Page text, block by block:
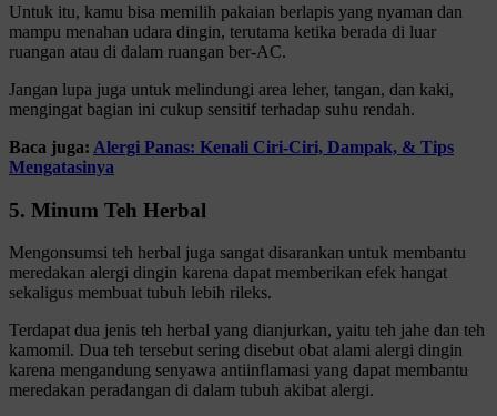
Untuk itu, kamu bisa memilih pakaian berlapis yang nyaman dan
mampu menahan udara dingin, terutama ketika berada di luar
ruangan atau di dalam ruangan ber-AC.
Jangan lupa juga untuk melindungi area leher, tangan, dan kaki,
mengingat bagian ini cukup sensitif terhadap suhu rendah.
Baca juga: Alergi Panas: Kenali Ciri-Ciri, Dampak, & Tips
Mengatasinya
5. Minum Teh Herbal
Mengonsumsi teh herbal juga sangat disarankan untuk membantu
meredakan alergi dingin karena dapat memberikan efek hangat
sekaligus membuat tubuh lebih rileks.
Terdapat dua jenis teh herbal yang dianjurkan, yaitu teh jahe dan teh
kamomil. Dua teh tersebut sering disebut obat alami alergi dingin
karena mengandung senyawa antiinflamasi yang dapat membantu
meredakan peradangan di dalam tubuh akibat alergi.